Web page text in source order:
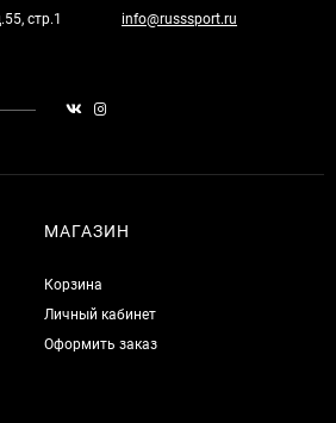
стр.1 info@russsport.ru
МАГАЗИН
Корзина
Личный кабинет
Оформить заказ